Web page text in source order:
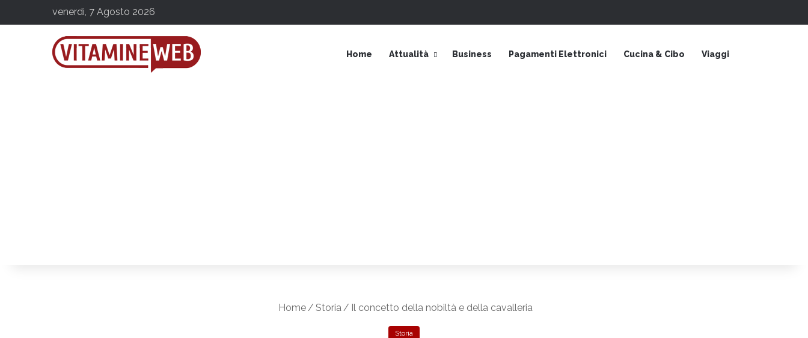
venerdì, 7 Agosto 2026
Home Attualità Business Pagamenti Elettronici Cucina & Cibo Viaggi
Home/ Storia/ Il concetto della nobiltà e della cavalleria
Storia